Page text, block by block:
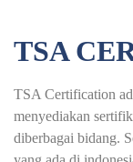
TSA
TSA Certification
menyediakan
diberbagai bidang.